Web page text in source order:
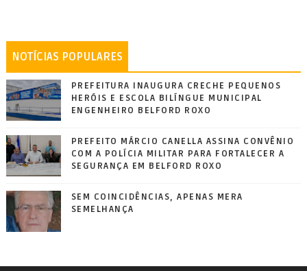
NOTÍCIAS POPULARES
PREFEITURA INAUGURA CRECHE PEQUENOS
HERÓIS E ESCOLA BILÍNGUE MUNICIPAL
ENGENHEIRO BELFORD ROXO
PREFEITO MÁRCIO CANELLA ASSINA CONVÊNIO
COM A POLÍCIA MILITAR PARA FORTALECER A
SEGURANÇA EM BELFORD ROXO
SEM COINCIDÊNCIAS, APENAS MERA
SEMELHANÇA